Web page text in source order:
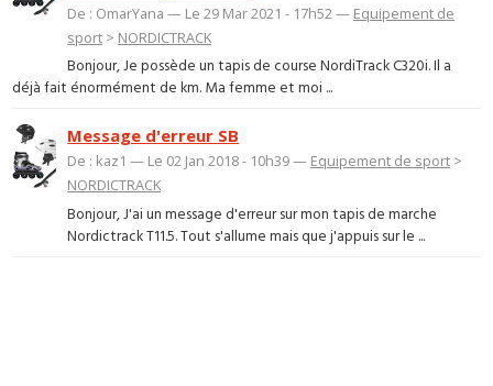
De : OmarYana — Le 29 Mar 2021 - 17h52 — Equipement de
sport > NORDICTRACK
Bonjour, Je possède un tapis de course NordiTrack C320i. Il a
déjà fait énormément de km. Ma femme et moi ...
Message d'erreur SB
De : kaz1 — Le 02 Jan 2018 - 10h39 — Equipement de sport >
NORDICTRACK
Bonjour, J'ai un message d'erreur sur mon tapis de marche
Nordictrack T11.5. Tout s'allume mais que j'appuis sur le ...